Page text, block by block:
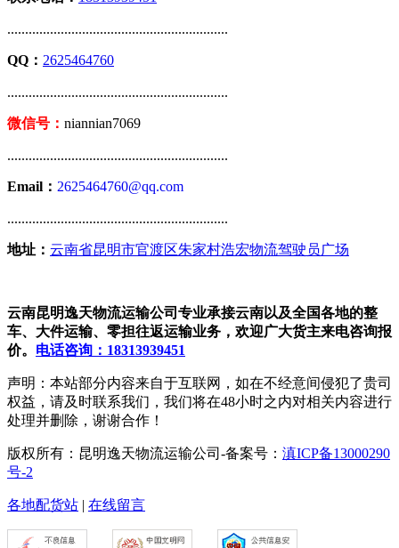
..............................................................
QQ： 2625464760
..............................................................
微信号： niannian7069
..............................................................
Email： 2625464760@qq.com
..............................................................
地址： 云南省昆明市官渡区朱家村浩宏物流驾驶员广场
云南昆明逸天物流运输公司专业承接云南以及全国各地的整
车、大件运输、零担往返运输业务，欢迎广大货主来电咨询报
价。 电话咨询：18313939451
声明：本站部分内容来自于互联网，如在不经意间侵犯了贵司
权益，请及时联系我们，我们将在48小时之内对相关内容进行
处理并删除，谢谢合作！
版权所有：昆明逸天物流运输公司-备案号： 滇ICP备13000290
号-2
各地配货站 | 在线留言